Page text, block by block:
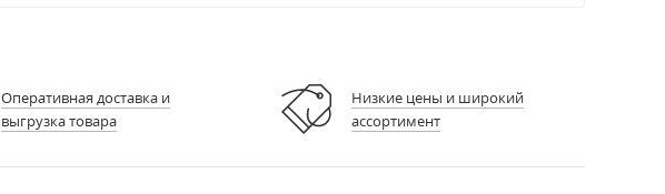
Оперативная доставка и
выгрузка товара
Низкие цены и широкий
ассортимент